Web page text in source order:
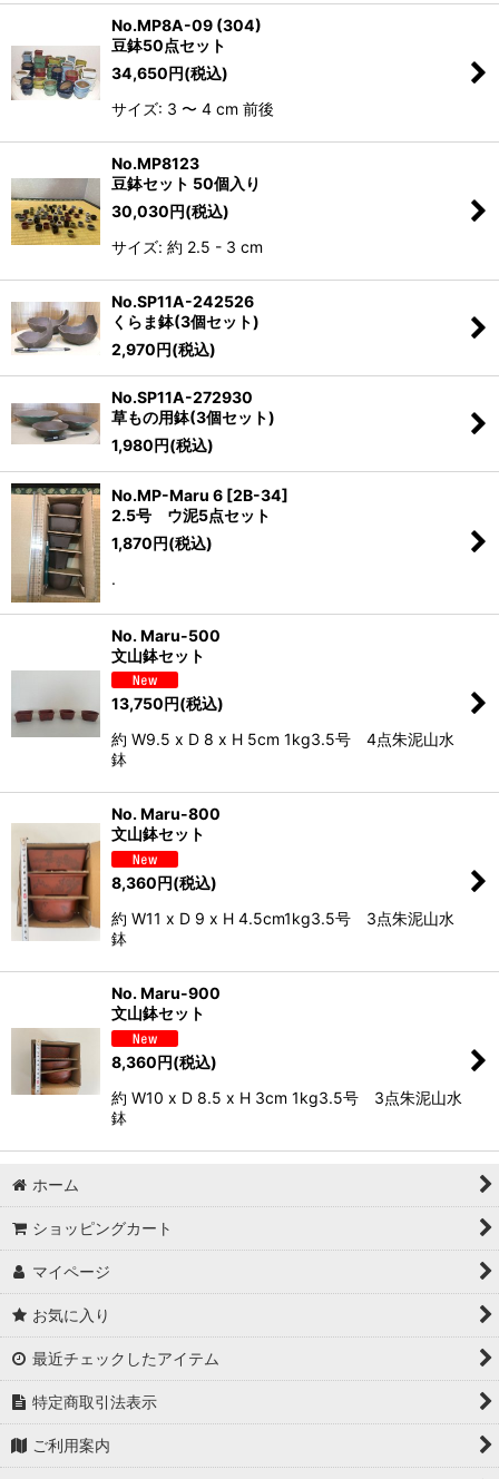
No.MP8A-09 (304)
豆鉢50点セット
34,650円(税込)
サイズ: 3 〜 4 cm 前後
No.MP8123
豆鉢セット 50個入り
30,030円(税込)
サイズ: 約 2.5 - 3 cm
No.SP11A-242526
くらま鉢(3個セット)
2,970円(税込)
No.SP11A-272930
草もの用鉢(3個セット)
1,980円(税込)
No.MP-Maru 6 [2B-34]
2.5号 ウ泥5点セット
1,870円(税込)
.
No. Maru-500
文山鉢セット
13,750円(税込)
約 W9.5 x D 8 x H 5cm 1kg3.5号 4点朱泥山水
鉢
No. Maru-800
文山鉢セット
8,360円(税込)
約 W11 x D 9 x H 4.5cm1kg3.5号 3点朱泥山水
鉢
No. Maru-900
文山鉢セット
8,360円(税込)
約 W10 x D 8.5 x H 3cm 1kg3.5号 3点朱泥山水
鉢
ホーム
ショッピングカート
マイページ
お気に入り
最近チェックしたアイテム
特定商取引法表示
ご利用案内